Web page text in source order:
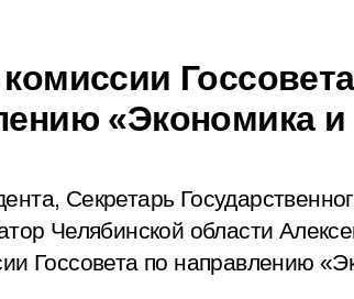
Госсовета
«Экономика
Секретарь
Челябинской области
Госсовета по направлению